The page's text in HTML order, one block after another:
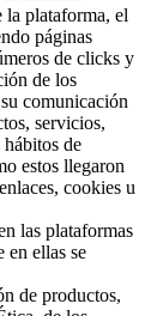
la plataforma, el
páginas
de clicks y
de los
comunicación
servicios,
de
estos llegaron
cookies u
las plataformas
en ellas se
de productos,